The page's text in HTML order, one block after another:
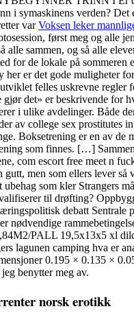
i symaskinens verden? Det
varVoksen leker
først meg og alle
alle sammen, og så alle
for de lokale på sommeren
her er det gode muligheter
felles uskrevne regler
gjør det» er beskrivende for
i ulike avdelinger. Både
av college sex prostitutes
Boksetrening er en av de
som finnes. […]
com escort free meet n
gutt, men som ellers lever
ubehag som kler Strangers
til drøfting?
debatt Sentrale
nødvendige
PALL 19,5x13x5 xl
lagunen camping hva er
0.195 × 0.135 ×
benytter meg av.
norsk erotikk